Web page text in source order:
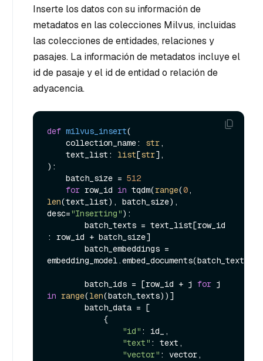
Inserte los datos con su información de
metadatos en las colecciones Milvus, incluidas
las colecciones de entidades, relaciones y
pasajes. La información de metadatos incluye el
id de pasaje y el id de entidad o relación de
adyacencia.
def milvus_insert(
    collection_name:
str,
    text_list:
list [str
):
    batch_size =
512
for row_id in tqdm(range(0
len(text_list), batch_size),
desc="Inserting"):
: row_id + batch_size]
embedding_model.embed_documents(batch_texts)
        batch_ids = [row_id + j
for
in range(len(batch_texts))]
"id" : id_,
"text" : text,
"vector" : vector,